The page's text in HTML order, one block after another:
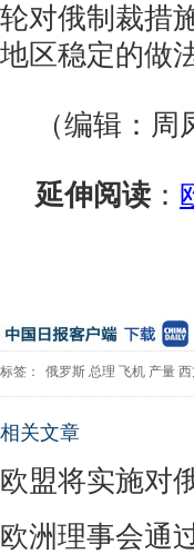
轮对俄制裁措
地区稳定的做法
（编辑：周
延伸阅读 ：
标签： 俄罗斯 总理 飞机 产量
相关文章
欧盟将实施对
欧洲理事会通